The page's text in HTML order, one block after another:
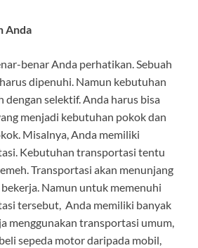
Anda
benar Anda perhatikan. Sebuah
dipenuhi. Namun kebutuhan
selektif. Anda harus bisa
menjadi kebutuhan pokok dan
Misalnya, Anda memiliki
Kebutuhan transportasi tentu
Transportasi akan menunjang
Namun untuk memenuhi
tersebut, Anda memiliki banyak
menggunakan transportasi umum,
sepeda motor daripada mobil,